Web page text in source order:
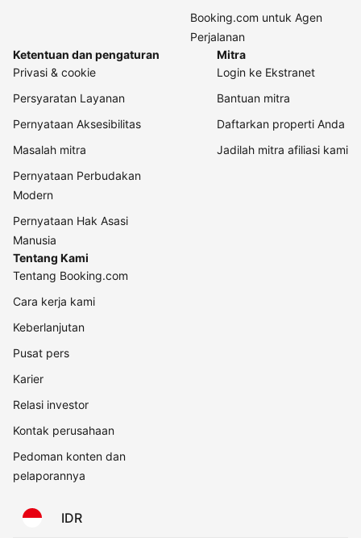
Booking.com untuk Agen
Perjalanan
Ketentuan dan pengaturan
Privasi & cookie
Persyaratan Layanan
Pernyataan Aksesibilitas
Masalah mitra
Pernyataan Perbudakan
Modern
Pernyataan Hak Asasi
Manusia
Mitra
Login ke Ekstranet
Bantuan mitra
Daftarkan properti Anda
Jadilah mitra afiliasi kami
Tentang Kami
Tentang Booking.com
Cara kerja kami
Keberlanjutan
Pusat pers
Karier
Relasi investor
Kontak perusahaan
Pedoman konten dan
pelaporannya
IDR